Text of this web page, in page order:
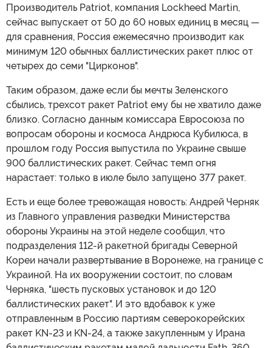
Производитель Patriot, компания Lockheed Martin,
сейчас выпускает от 50 до 60 новых единиц в месяц —
для сравнения, Россия ежемесячно производит как
минимум 120 обычных баллистических ракет плюс от
четырех до семи "Цирконов".
Таким образом, даже если бы мечты Зеленского
сбылись, трехсот ракет Patriot ему бы не хватило даже
близко. Согласно данным комиссара Евросоюза по
вопросам обороны и космоса Андрюса Кубилюса, в
прошлом году Россия выпустила по Украине свыше
900 баллистических ракет. Сейчас темп огня
нарастает: только в июле было запущено 377 ракет.
Есть и еще более тревожащая новость: Андрей Черняк
из Главного управления разведки Министерства
обороны Украины на этой неделе сообщил, что
подразделения 112-й ракетной бригады Северной
Кореи начали развертывание в Воронеже, на границе с
Украиной. На их вооружении состоит, по словам
Черняка, "шесть пусковых установок и до 120
баллистических ракет". И это вдобавок к уже
отправленным в Россию партиям северокорейских
ракет KN-23 и KN-24, а также закупленным у Ирана